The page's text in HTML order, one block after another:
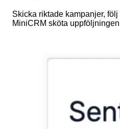
Skicka riktade kampanjer,
MiniCRM sköta